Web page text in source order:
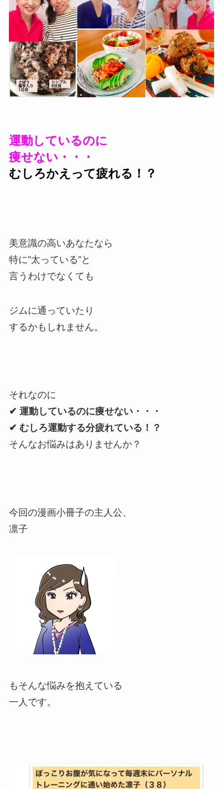
運動しているのに
痩せない・・・
むしろかえって疲れる！？
美意識の高いあなたなら
特に”太っている”と
言うわけでなくても
ジムに通っていたり
するかもしれません。
それなのに
✔︎ 運動しているのに痩せない・・・
✔︎ むしろ運動する分疲れている！？
そんなお悩みはありませんか？
今回の漫画小冊子の主人公、
凛子
もそんな悩みを抱えている
一人です。